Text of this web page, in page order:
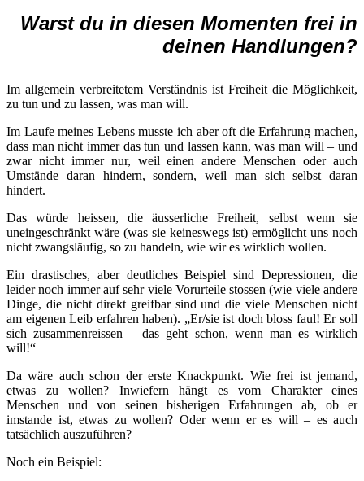
Warst du in diesen Momenten frei in
deinen Handlungen?
Im allgemein verbreitetem Verständnis ist Freiheit die Möglichkeit,
zu tun und zu lassen, was man will.
Im Laufe meines Lebens musste ich aber oft die Erfahrung machen,
dass man nicht immer das tun und lassen kann, was man will – und
zwar nicht immer nur, weil einen andere Menschen oder auch
Umstände daran hindern, sondern, weil man sich selbst daran
hindert.
Das würde heissen, die äusserliche Freiheit, selbst wenn sie
uneingeschränkt wäre (was sie keineswegs ist) ermöglicht uns noch
nicht zwangsläufig, so zu handeln, wie wir es wirklich wollen.
Ein drastisches, aber deutliches Beispiel sind Depressionen, die
leider noch immer auf sehr viele Vorurteile stossen (wie viele andere
Dinge, die nicht direkt greifbar sind und die viele Menschen nicht
am eigenen Leib erfahren haben). „Er/sie ist doch bloss faul! Er soll
sich zusammenreissen – das geht schon, wenn man es wirklich
will!“
Da wäre auch schon der erste Knackpunkt. Wie frei ist jemand,
etwas zu wollen? Inwiefern hängt es vom Charakter eines
Menschen und von seinen bisherigen Erfahrungen ab, ob er
imstande ist, etwas zu wollen? Oder wenn er es will – es auch
tatsächlich auszuführen?
Noch ein Beispiel: